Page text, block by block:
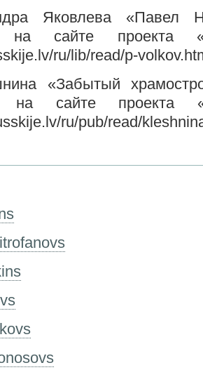
Яковлева «Павел
на сайте проекта
ru/lib/read/p-
«Забытый
на сайте проекта
ru/pub/read/